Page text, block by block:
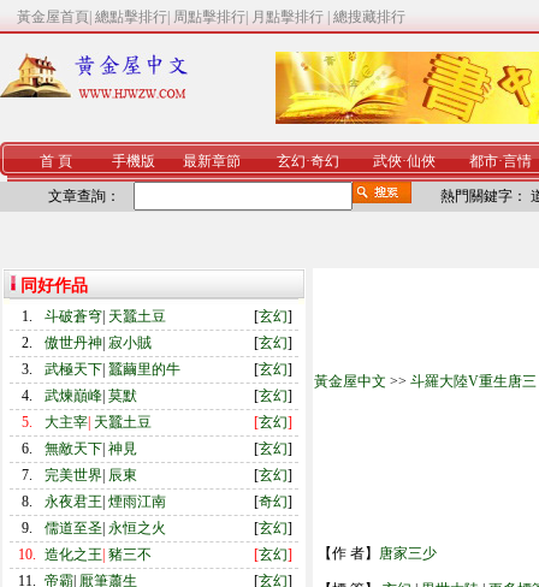
黃金屋首頁 總點擊排行 周點擊排行 月點擊排行 總搜藏排行
首 頁 手機版 最新章節 玄幻·奇幻 武俠·仙俠 都市·言情
文章查詢： 熱門關鍵字：
同好作品
1. 斗破蒼穹 天蠶土豆 [玄幻]
2.
傲世丹神 寂小賊 [玄幻]
3.
武極天下 蠶繭里的牛 [玄幻]
4.
武煉巔峰 莫默 [玄幻]
5.
大主宰 天蠶土豆 [玄幻]
6.
無敵天下 神見 [玄幻]
7.
完美世界 辰東 [玄幻]
8.
永夜君王 煙雨江南 [奇幻]
9.
儒道至圣 永恒之火 [玄幻]
10. 造化之王 豬三不 [玄幻]
11. 帝霸 厭筆蕭生 [玄幻]
黃金屋中文 >> 斗羅大陸V重生唐三
【作 者】 唐家三少